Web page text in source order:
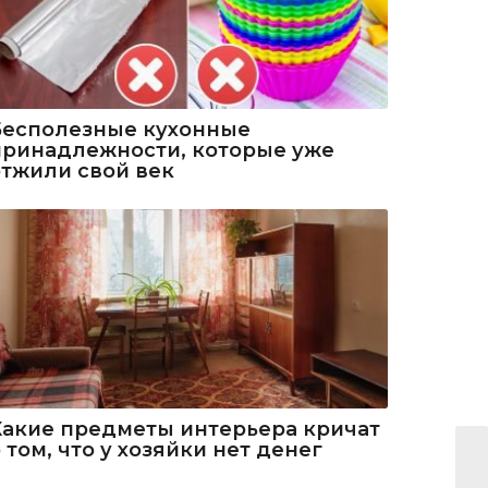
кухонные
которые уже
свой век
предметы интерьера кричат
том, что у хозяйки нет денег